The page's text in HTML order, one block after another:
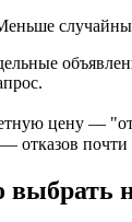
цену —